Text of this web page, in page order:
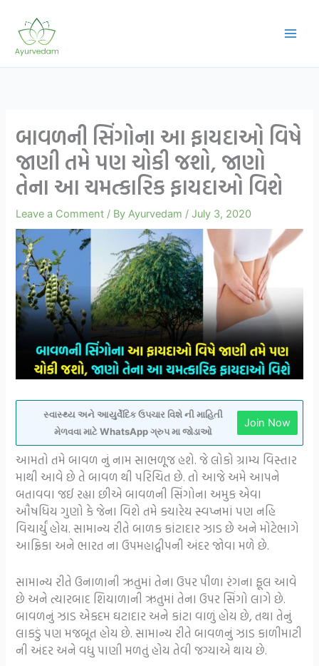
content
બાવળની સિંગોના આ ફાયદાઓ વિષે
જાણી તમે પણ ચોકી જશો, જાણો
તેના આ ચમત્કારિક ફાયદાઓ વિશે
Leave a Comment / ByAyurvedam /July 3, 2020
સ્વાસ્થ્ય અને આયુર્વેદિક ઉપચાર વિશે ની માહિતી
મેળવવા માટે WhatsApp ગ્રુપ મા જોડાઓ
Join Now
આમતો તમે બાવળ નું નામ સાભળૂજ હશે. જે લોકો ગ્રામ્ય વિસ્તાર
માથી આવે છે તે બાવળ થી પરિચિત છે. તો આજે અમે આપને
બતાવવા જઈ રહ્યા છીએ બાવળની સિંગોના અમુક એવા
ઔષધિય ગુણો કે જેના વિશે તમે ક્યારેય સ્વપ્નમાં પણ નહિ
વિચાર્યું હોય. સામાન્ય રીતે બાળક કાંટાદાર ઝાડ છે અને મોટેભાગે
આફ્રિકા અને ભારત ના ઉપમહાદ્વીપની અંદર જોવા મળે છે.
સામાન્ય રીતે ઉનાળાની ઋતુમાં તેના ઉપર પીળા રંગના ફૂલ આવે
છે અને ત્યારબાદ શિયાળાની ઋતુમાં તેના ઉપર સિંગો લાગે છે.
બાવળનું ઝાડ એકદમ ઘટાદાર અને કાંટા વાળું હોય છે, તથા તેનું
લાકડું પણ મજબૂત હોય છે. સામાન્ય રીતે બાવળનું ઝાડ કાળીમાટી
ની અંદર અને વધુ પાણી મળતું હોય તેવી જગ્યાએ થાય છે.